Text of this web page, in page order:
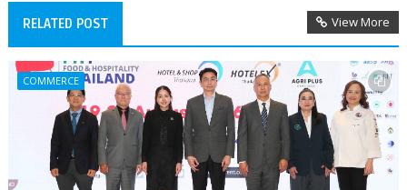
RELATED POST View More
COMMERCE